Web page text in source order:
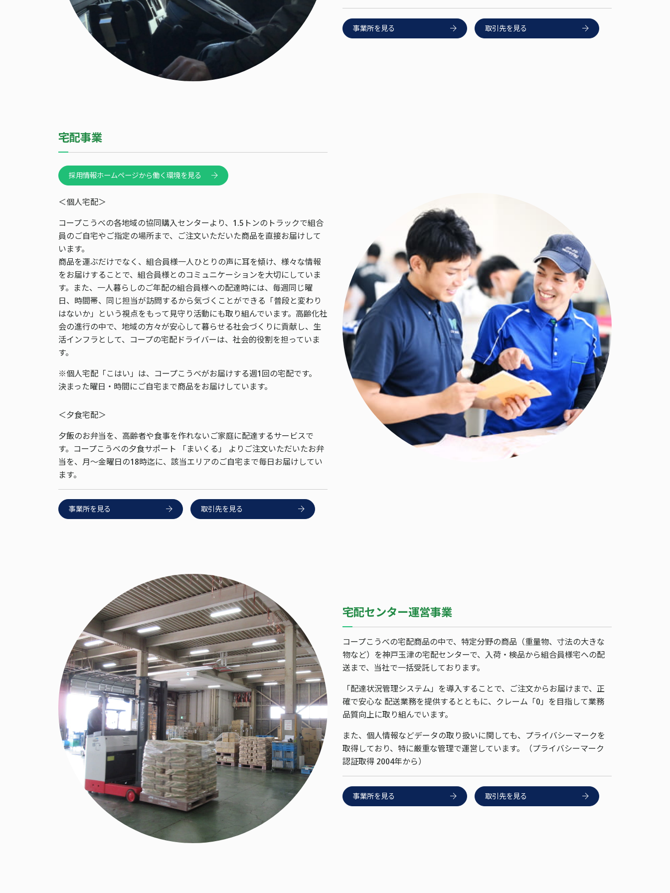
事業所を見る 取引先を見る
宅配事業
採用情報ホームページから働く環境を見る
＜個人宅配＞
コープこうべの各地域の協同購入センターより、1.5トンのトラックで組合
員のご自宅やご指定の場所まで、ご注文いただいた商品を直接お届けして
います。
商品を運ぶだけでなく、組合員様一人ひとりの声に耳を傾け、様々な情報
をお届けすることで、組合員様とのコミュニケーションを大切にしていま
す。また、一人暮らしのご年配の組合員様への配達時には、毎週同じ曜
日、時間帯、同じ担当が訪問するから気づくことができる「普段と変わり
はないか」という視点をもって見守り活動にも取り組んでいます。高齢化社
会の進行の中で、地域の方々が安心して暮らせる社会づくりに貢献し、生
活インフラとして、コープの宅配ドライバーは、社会的役割を担っていま
す。
※個人宅配「こはい」は、コープこうべがお届けする週1回の宅配です。
決まった曜日・時間にご自宅まで商品をお届けしています。
＜夕食宅配＞
夕飯のお弁当を、高齢者や食事を作れないご家庭に配達するサービスで
す。コープこうべの夕食サポート 「まいくる」 よりご注文いただいたお弁
当を、月～金曜日の18時迄に、該当エリアのご自宅まで毎日お届けしてい
ます。
事業所を見る 取引先を見る
宅配センター運営事業
コープこうべの宅配商品の中で、特定分野の商品（重量物、寸法の大きな
物など）を神戸玉津の宅配センターで、入荷・検品から組合員様宅への配
送まで、当社で一括受託しております。
「配達状況管理システム」を導入することで、ご注文からお届けまで、正
確で安心な 配送業務を提供するとともに、クレーム「0」を目指して業務
品質向上に取り組んでいます。
また、個人情報などデータの取り扱いに関しても、プライバシーマークを
取得しており、特に厳重な管理で運営しています。（プライバシーマーク
認証取得 2004年から）
事業所を見る 取引先を見る